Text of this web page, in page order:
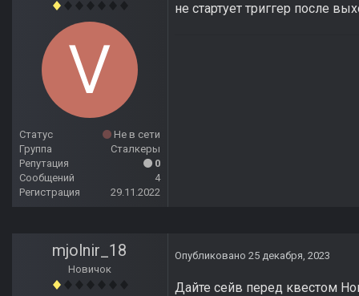
Статус
Не в сети
Группа
Сталкеры
Репутация
0
Сообщений
4
Регистрация
29.11.2022
не стартует триггер после
mjolnir_18
Новичок
Опубликовано 25 декабря, 2023
Дайте сейв перед квестом